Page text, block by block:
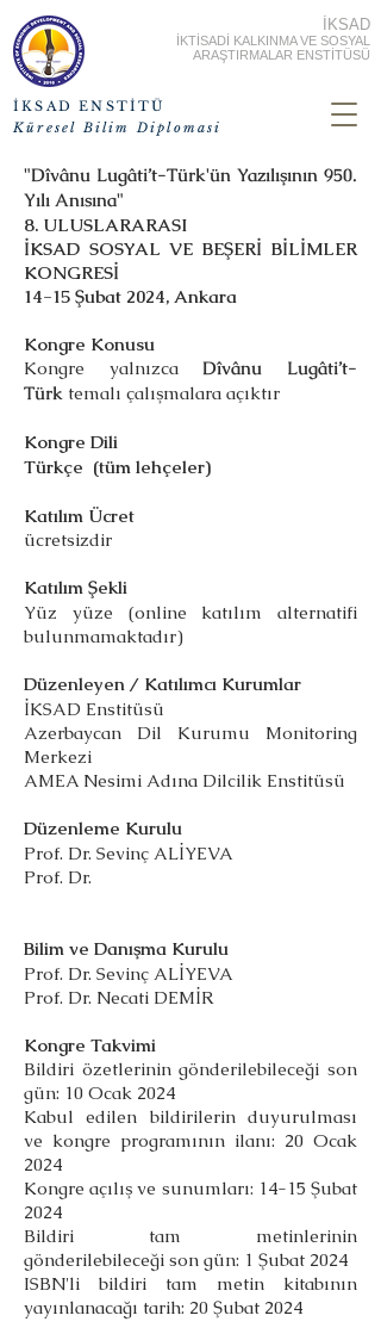
İKSAD ENSTİTÜ
Küresel Bilim Diplomasi
İKSAD
İKTİSADİ KALKINMA VE SOSYAL
ARAŞTIRMALAR ENSTİTÜSÜ
"Dîvânu Lugâti’t-Türk'ün Yazılışının 950.
Yılı Anısına"
8. ULUSLARARASI
İKSAD SOSYAL VE BEŞERİ BİLİMLER
KONGRESİ
14-15 Şubat 2024, Ankara
Kongre Konusu
Kongre yalnızcaDîvânu Lugâti’t-
Türk temalı çalışmalara açıktır
Kongre Dili
Türkçe (tüm lehçeler)
Katılım Ücret
ücretsizdir
Katılım Şekli
Yüz yüze (online katılım alternatifi
bulunmamaktadır)
Düzenleyen / Katılımcı Kurumlar
İKSAD Enstitüsü
Azerbaycan Dil Kurumu Monitoring
Merkezi
AMEA Nesimi Adına Dilcilik Enstitüsü
Düzenleme Kurulu
Prof. Dr. Sevinç ALİYEVA
Prof. Dr.
Bilim ve Danışma Kurulu
Prof. Dr. Sevinç ALİYEVA
Prof. Dr. Necati DEMİR
Kongre Takvimi
Bildiri özetlerinin gönderilebileceği son
gün: 10 Ocak 2024
Kabul edilen bildirilerin duyurulması
ve kongre programının ilanı: 20 Ocak
2024
Kongre açılış ve sunumları: 14-15 Şubat
2024
Bildiri tam metinlerinin
gönderilebileceği son gün: 1 Şubat 2024
ISBN'li bildiri tam metin kitabının
yayınlanacağı tarih: 20 Şubat 2024